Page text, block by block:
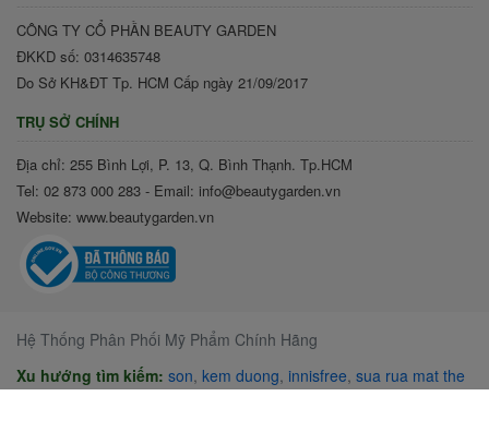
CÔNG TY CỔ PHẦN BEAUTY GARDEN
ĐKKD số: 0314635748
Do Sở KH&ĐT Tp. HCM Cấp ngày 21/09/2017
TRỤ SỞ CHÍNH
Địa chỉ: 255 Bình Lợi, P. 13, Q. Bình Thạnh. Tp.HCM
Tel: 02 873 000 283 - Email: info@beautygarden.vn
Website: www.beautygarden.vn
Hệ Thống Phân Phối Mỹ Phẩm Chính Hãng
Xu hướng tìm kiếm: son, kem duong, innisfree, sua rua mat the